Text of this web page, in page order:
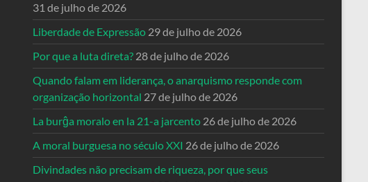
31 de julho de 2026
Liberdade de Expressão 29 de julho de 2026
Por que a luta direta? 28 de julho de 2026
Quando falam em liderança, o anarquismo responde com
organização horizontal 27 de julho de 2026
La burĝa moralo en la 21-a jarcento 26 de julho de 2026
A moral burguesa no século XXI 26 de julho de 2026
Divindades não precisam de riqueza, por que seus